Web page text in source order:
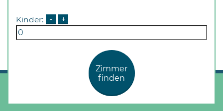
Kinder: - +
Zimmer
finden